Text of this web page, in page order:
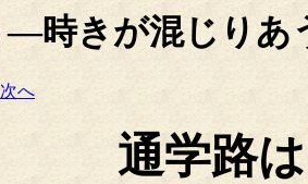
―時きが混じりあ
次へ
通学路